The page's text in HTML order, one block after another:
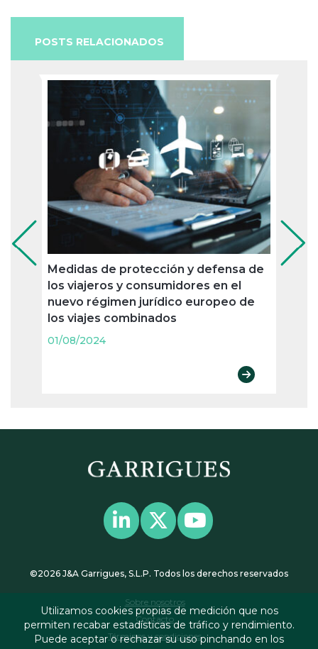
POSTS RELACIONADOS
Medidas de protección y defensa de
los viajeros y consumidores en el
nuevo régimen jurídico europeo de
los viajes combinados
01/08/2024
©2026 J&A Garrigues, S.L.P. Todos los derechos reservados
Sobre nosotros
Contacto
Términos y condiciones
Utilizamos cookies propias de medición que nos
permiten recabar estadísticas de tráfico y rendimiento.
Puede aceptar o rechazar su uso pinchando en los